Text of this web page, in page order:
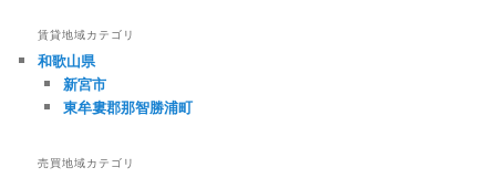
賃貸地域カテゴリ
和歌山県
新宮市
東牟婁郡那智勝浦町
売買地域カテゴリ